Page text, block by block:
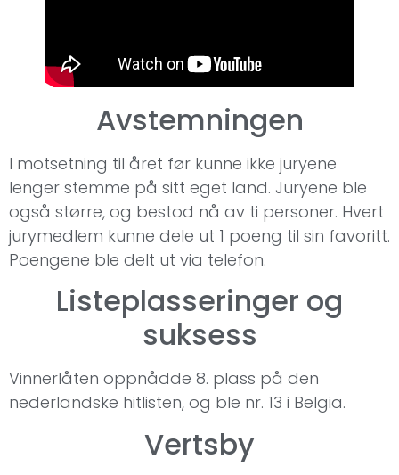
Avstemningen
I motsetning til året før kunne ikke juryene
lenger stemme på sitt eget land. Juryene ble
også større, og bestod nå av ti personer. Hvert
jurymedlem kunne dele ut 1 poeng til sin favoritt.
Poengene ble delt ut via telefon.
Listeplasseringer og
suksess
Vinnerlåten oppnådde 8. plass på den
nederlandske hitlisten, og ble nr. 13 i Belgia.
Vertsby